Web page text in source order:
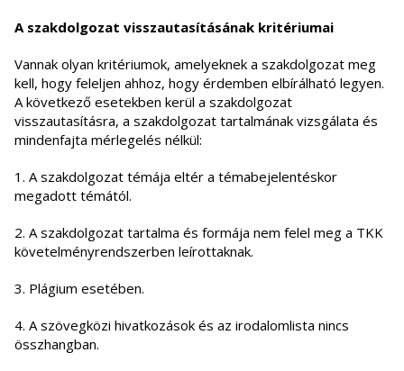
A szakdolgozat visszautasításának kritériumai
Vannak olyan kritériumok, amelyeknek a szakdolgozat meg
kell, hogy feleljen ahhoz, hogy érdemben elbírálható legyen.
A következő esetekben kerül a szakdolgozat
visszautasításra, a szakdolgozat tartalmának vizsgálata és
mindenfajta mérlegelés nélkül:
1. A szakdolgozat témája eltér a témabejelentéskor
megadott témától.
2. A szakdolgozat tartalma és formája nem felel meg a TKK
követelményrendszerben leírottaknak.
3. Plágium esetében.
4. A szövegközi hivatkozások és az irodalomlista nincs
összhangban.